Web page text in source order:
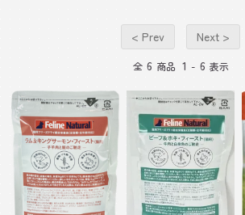
< Prev Next >
全 6 商品 1 - 6 表示